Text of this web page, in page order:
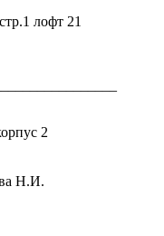
лофт 21
2
Н.И.